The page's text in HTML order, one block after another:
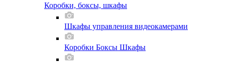
Коробки, боксы, шкафы
Шкафы управления видеокамерами
Коробки Боксы Шкафы